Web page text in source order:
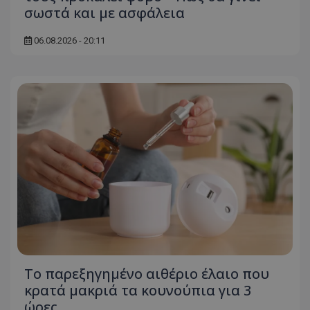
σωστά και με ασφάλεια
06.08.2026 - 20:11
Το παρεξηγημένο αιθέριο έλαιο που
κρατά μακριά τα κουνούπια για 3
ASP.NET_SessionId
.youtube.com